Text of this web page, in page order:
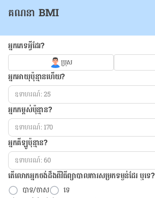
គណនា BMI
អ្នកភេទអ្វីដែរ?
ប្រុស
អ្នកអាយុប៉ុន្មានហើយ?
អ្នកកម្ពស់ប៉ុន្មាន?
អ្នកគីឡូប៉ុន្មាន?
តើលោកអ្នកចង់ដឹង​ពីវិធីព្យាបាលការសម្រកទម្ងន់ដែរ ឬទេ?
បាទ/ចាស
ទេ